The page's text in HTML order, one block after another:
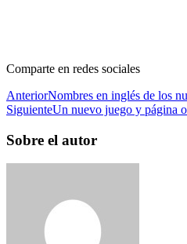
Comparte en redes sociales
AnteriorNombres en inglés de los
SiguienteUn nuevo juego y página
Sobre el autor